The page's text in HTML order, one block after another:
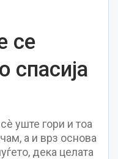
се
спасија
уште гори и тоа
а и врз основа
дека целата